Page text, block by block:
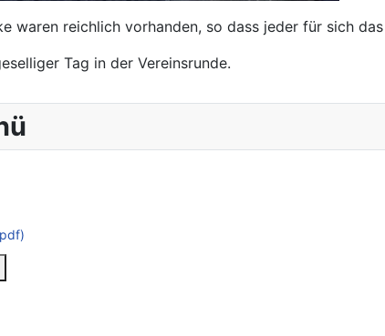
waren reichlich vorhanden, so dass jeder für sich
Tag in der Vereinsrunde.